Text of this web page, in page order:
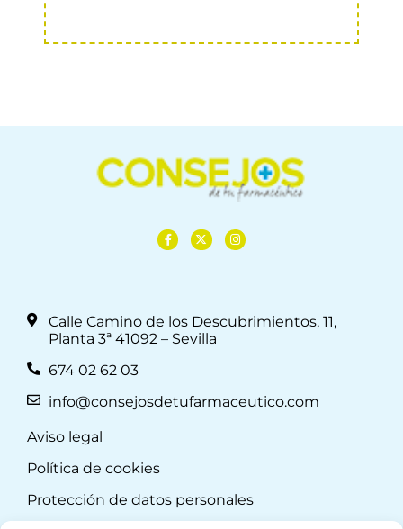
Calle Camino de los Descubrimientos, 11,
Planta 3ª 41092 – Sevilla
674 02 62 03
info@consejosdetufarmaceutico.com
Aviso legal
Política de cookies
Protección de datos personales